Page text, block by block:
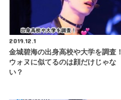
2019.12.1
金城碧海の出身高校や大学を調査！
ウォヌに似てるのは顔だけじゃな
い？